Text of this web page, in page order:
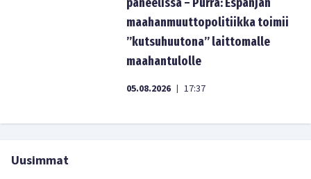
maahanmuuttopolitiikka toimii
”kutsuhuutona” laittomalle
maahantulolle
05.08.2026 | 17:37
Uusimmat